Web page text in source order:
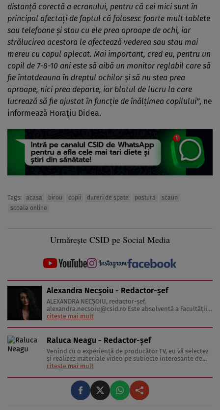
distanță corectă a ecranului, pentru că cei mici sunt în
principal afectați de faptul că folosesc foarte mult tablete
sau telefoane și stau cu ele prea aproape de ochi, iar
strălucirea acestora le afectează vederea sau stau mai
mereu cu capul aplecat. Mai important, cred eu, pentru un
copil de 7-8-10 ani este să aibă un monitor reglabil care să
fie întotdeauna în dreptul ochilor și să nu stea prea
aproape, nici prea departe, iar blatul de lucru la care
lucrează să fie ajustat în funcție de înălțimea copilului”, ne
informează Horațiu Didea.
Tags: acasa birou copii dureri de spate postura
scaun
scoala online
Urmărește CSID pe Social Media
Alexandra Necșoiu - Redactor-șef
ALEXANDRA NECŞOIU, redactor-șef,
alexandra.necsoiu@csid.ro Este absolventă a Facultăţii
de Jurnalism şi Ştiinţele Comunicării şi deţine o diplomă
visul ei încă de pe ...
citește mai mult
Raluca Neagu - Redactor-șef
Venind cu o experienţă de producător TV, eu vă selectez
şi realizez materiale video pe subiecte interesante de
sănătate şi lifestyle, în clipuri video marca “Stiai ca”.
citește mai mult